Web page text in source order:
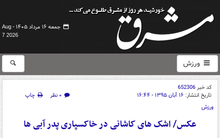
جمعه ۱۶ مرداد ۱۴۰۵ -
Aug
7 2026
ورزش
کد خبر652306
تاریخ انتشار: ۱۶ آبان ۱۳۹۵ - ۱۶:۴۴ ۰ نظر
چاپ
ورزش
عکس/ اشک های کاشانی در خاکسپاری پدر آبی ها